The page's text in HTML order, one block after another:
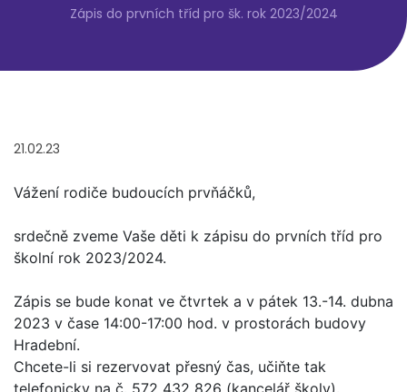
Zápis do prvních tříd pro šk. rok 2023/2024
21.02.23
Vážení rodiče budoucích prvňáčků,
srdečně zveme Vaše děti k zápisu do prvních tříd pro
školní rok 2023/2024.
Zápis se bude konat ve čtvrtek a v pátek 13.-14. dubna
2023 v čase 14:00-17:00 hod. v prostorách budovy
Hradební.
Chcete-li si rezervovat přesný čas, učiňte tak
telefonicky na č. 572 432 826 (kancelář školy).